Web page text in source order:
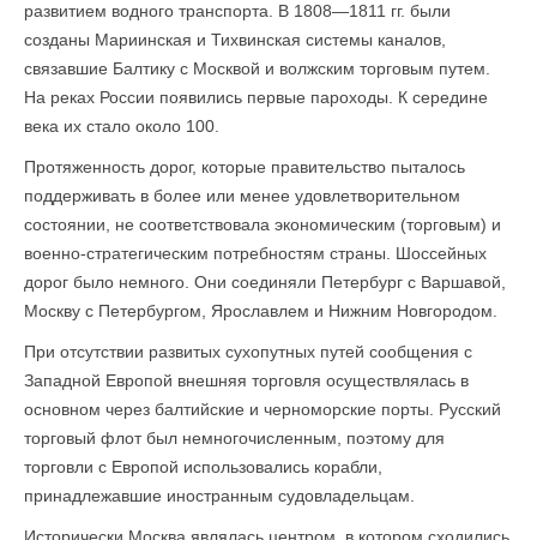
развитием водного транспорта. В 1808—1811 гг. были
созданы Мариинская и Тихвинская системы каналов,
связавшие Балтику с Москвой и волжским торговым путем.
На реках России появились первые пароходы. К середине
века их стало около 100.
Протяженность дорог, которые правительство пыталось
поддерживать в более или менее удовлетворительном
состоянии, не соответствовала экономическим (торговым) и
военно-стратегическим потребностям страны. Шоссейных
дорог было немного. Они соединяли Петербург с Варшавой,
Москву с Петербургом, Ярославлем и Нижним Новгородом.
При отсутствии развитых сухопутных путей сообщения с
Западной Европой внешняя торговля осуществлялась в
основном через балтийские и черноморские порты. Русский
торговый флот был немногочисленным, поэтому для
торговли с Европой использовались корабли,
принадлежавшие иностранным судовладельцам.